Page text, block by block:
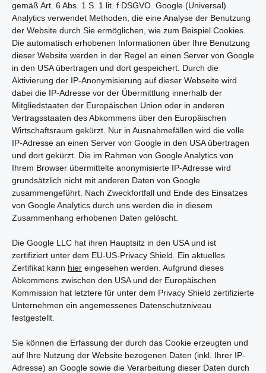
gemäß Art. 6 Abs. 1 S. 1 lit. f DSGVO. Google (Universal)
Analytics verwendet Methoden, die eine Analyse der Benutzung
der Website durch Sie ermöglichen, wie zum Beispiel Cookies.
Die automatisch erhobenen Informationen über Ihre Benutzung
dieser Website werden in der Regel an einen Server von Google
in den USA übertragen und dort gespeichert. Durch die
Aktivierung der IP-Anonymisierung auf dieser Webseite wird
dabei die IP-Adresse vor der Übermittlung innerhalb der
Mitgliedstaaten der Europäischen Union oder in anderen
Vertragsstaaten des Abkommens über den Europäischen
Wirtschaftsraum gekürzt. Nur in Ausnahmefällen wird die volle
IP-Adresse an einen Server von Google in den USA übertragen
und dort gekürzt. Die im Rahmen von Google Analytics von
Ihrem Browser übermittelte anonymisierte IP-Adresse wird
grundsätzlich nicht mit anderen Daten von Google
zusammengeführt. Nach Zweckfortfall und Ende des Einsatzes
von Google Analytics durch uns werden die in diesem
Zusammenhang erhobenen Daten gelöscht.
Die Google LLC hat ihren Hauptsitz in den USA und ist
zertifiziert unter dem EU-US-Privacy Shield. Ein aktuelles
Zertifikat kann hier eingesehen werden. Aufgrund dieses
Abkommens zwischen den USA und der Europäischen
Kommission hat letztere für unter dem Privacy Shield zertifizierte
Unternehmen ein angemessenes Datenschutzniveau
festgestellt.
Sie können die Erfassung der durch das Cookie erzeugten und
auf Ihre Nutzung der Website bezogenen Daten (inkl. Ihrer IP-
Adresse) an Google sowie die Verarbeitung dieser Daten durch